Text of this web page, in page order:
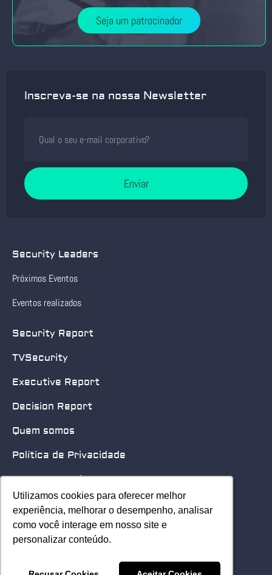
Utilizamos cookies para oferecer melhor
experiência, melhorar o desempenho, analisar
como você interage em nosso site e
personalizar conteúdo.
Utilizamos cookies para oferecer melhor
experiência, melhorar o desempenho, analisar
como você interage em nosso site e
personalizar conteúdo.
Seja um patrocinador
Inscreva-se na nossa Newsletter
Enviar
Security Leaders
Próximos Eventos
Eventos realizados
Security Report
TVSecurity
Executive Report
Decision Report
Quem somos
Política de Privacidade
Quero patrocinar
Contato
Home
© 2025 Security Leader. Todos os Direitos Reservados.